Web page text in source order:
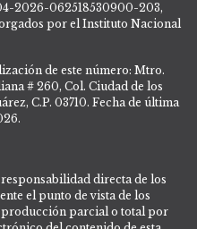
2026-062518530900-203,
por el Instituto Nacional
de este número: Mtro.
# 260, Col. Ciudad de los
C.P. 03710. Fecha de última
directa de los
el punto de vista de los
parcial o total por